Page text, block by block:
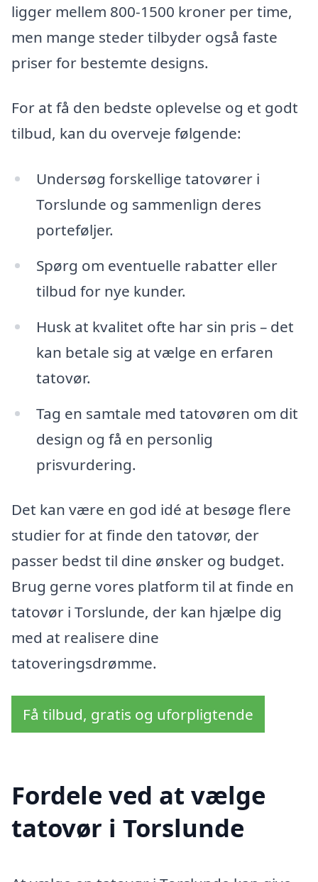
ligger mellem 800-1500 kroner per time,
men mange steder tilbyder også faste
priser for bestemte designs.
For at få den bedste oplevelse og et godt
tilbud, kan du overveje følgende:
Undersøg forskellige tatovører i
Torslunde og sammenlign deres
porteføljer.
Spørg om eventuelle rabatter eller
tilbud for nye kunder.
Husk at kvalitet ofte har sin pris – det
kan betale sig at vælge en erfaren
tatovør.
Tag en samtale med tatovøren om dit
design og få en personlig
prisvurdering.
Det kan være en god idé at besøge flere
studier for at finde den tatovør, der
passer bedst til dine ønsker og budget.
Brug gerne vores platform til at finde en
tatovør i Torslunde, der kan hjælpe dig
med at realisere dine
tatoveringsdrømme.
Få tilbud, gratis og uforpligtende
Fordele ved at vælge
tatovør i Torslunde